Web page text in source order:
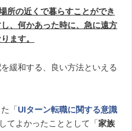
所の近くで暮らすことができ
、何かあった時に、急に遠方
ます。
緩和する、良い方法といえる
「UIターン転職に関する意識
てよかったこととして「家族